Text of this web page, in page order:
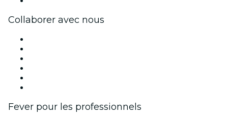
Collaborer avec nous
Fever pour les professionnels